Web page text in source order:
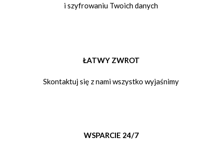
i szyfrowaniu Twoich danych
ŁATWY ZWROT
Skontaktuj się z nami wszystko wyjaśnimy
WSPARCIE 24/7